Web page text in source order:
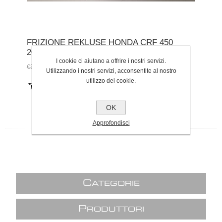
FRIZIONE REKLUSE HONDA CRF 450
2013/2016
€350,00 €250,00
CATEGORIE
P RODUTTORI
I cookie ci aiutano a offrire i nostri servizi.
Utilizzando i nostri servizi, acconsentite al nostro
utilizzo dei cookie.
OK
Approfondisci